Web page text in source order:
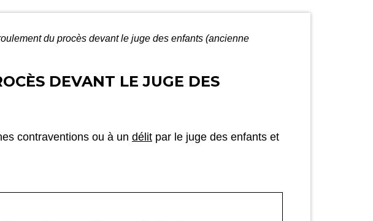
du procès devant le juge des enfants (ancienne
DEVANT LE JUGE DES
contraventions ou à un délit par le juge des enfants et